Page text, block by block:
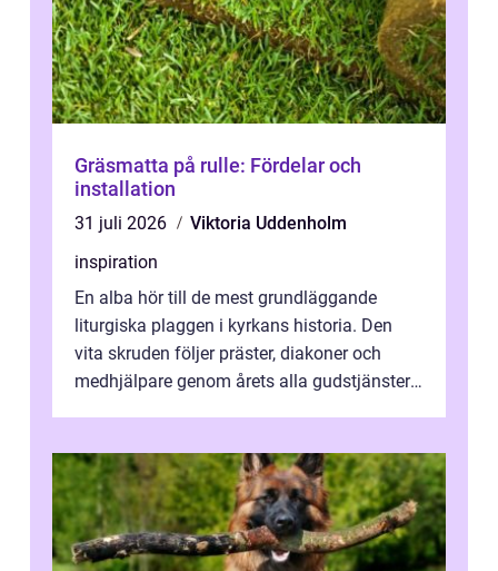
Gräsmatta på rulle: Fördelar och
installation
31 juli 2026
Viktoria Uddenholm
inspiration
En alba hör till de mest grundläggande
liturgiska plaggen i kyrkans historia. Den
vita skruden följer präster, diakoner och
medhjälpare genom årets alla gudstjänster,